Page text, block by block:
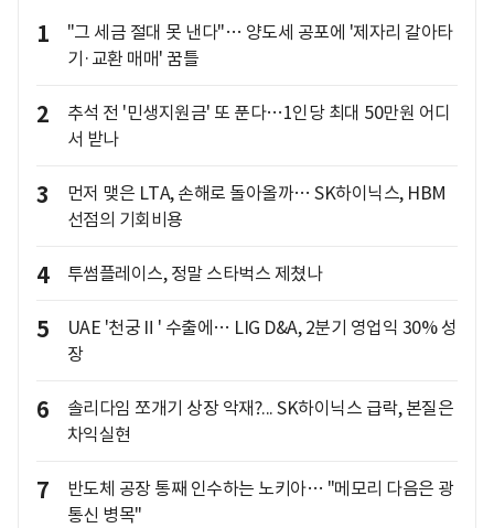
1
"그 세금 절대 못 낸다"… 양도세 공포에 '제자리 갈아타
기·교환 매매' 꿈틀
2
추석 전 '민생지원금' 또 푼다…1인당 최대 50만원 어디
서 받나
3
먼저 맺은 LTA, 손해로 돌아올까… SK하이닉스, HBM
선점의 기회비용
4 투썸플레이스, 정말 스타벅스 제쳤나
5
UAE '천궁Ⅱ' 수출에… LIG D&A, 2분기 영업익 30% 성
장
6
솔리다임 쪼개기 상장 악재?... SK하이닉스 급락, 본질은
차익실현
7
반도체 공장 통째 인수하는 노키아… "메모리 다음은 광
통신 병목"